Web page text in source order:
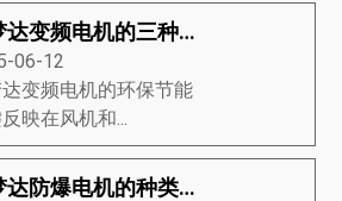
茵梦达变频电机的三种基础分类
06-12
变频电机的环保节能
映在风机和...
茵梦达防爆电机的种类有哪些？茵梦达防爆电机的维修方式有哪些？